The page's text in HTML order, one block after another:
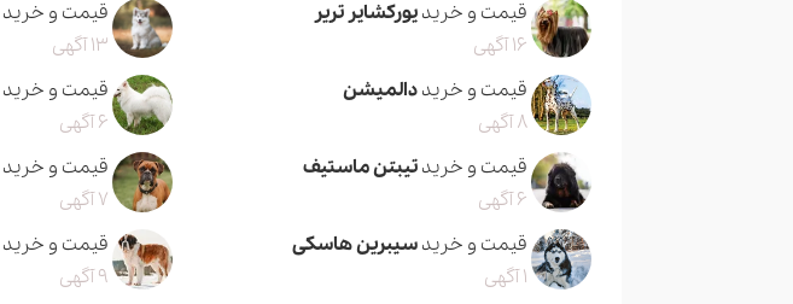
قیمت و خریدیورکشایر تریر
16 آگهی
قیمت و خرید
13 آگهی
قیمت و خریددالمیشن
8 آگهی
قیمت و خرید
6 آگهی
قیمت و خریدتیبتن ماستیف
6 آگهی
قیمت و خرید
7 آگهی
قیمت و خریدسیبرین هاسکی
1 آگهی
قیمت و خرید
9 آگهی